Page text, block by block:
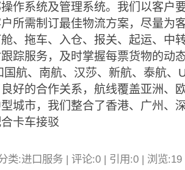
作系统及管理系统。我们以客户
所需制订最佳物流方案，尽量为
、拖车、入仓、报关、起运、中
踪服务，及时掌握每票货物的动
、南航、汉莎、新航、泰航、
好的合作关系，航线覆盖亚洲、
城市，我们整合了香港、广州、
卡车接驳
类:进口服务 | 评论:0 | 引用:0 | 浏览:19